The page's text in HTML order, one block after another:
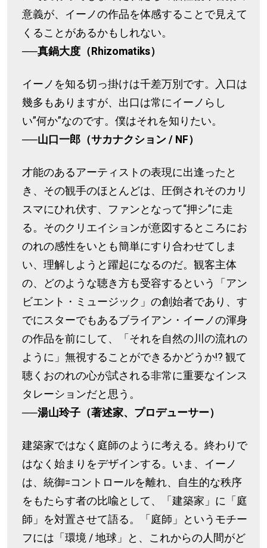
意義が、イーノの作品を体感することで見えて
くることがあるかもしれない。
──真鍋大度（Rhizomatiks）
イーノを知る切っ掛けは千差万別です。入口は
幾多もありますが、出口は常にイーノらし
い”何か”なのです。僕はそれを知りたい。
──山口一郎（サカナクション / NF）
才能のあるアーティストの表現に出逢ったと
き、その観手のほとんどは、圧倒されそのカリ
スマにひれ伏す、ファンとなって“押シ”に走
る。そのクリエイションが意図するところにお
のれの感性をいとも簡単にすり合わせてしま
い、理解しようと躍起になるのだ。観客主体
の、どのような聴き方も受容するという「アン
ビエント・ミュージック」の創始者であり、す
でにスターでもあるブライアン・イーノの渾身
の作品を前にして、「それを自然の川の流れの
ように」無視することができるかどうか!? 観て
聴くおのれの心が試される非常に重要なインス
タレーションだと思う。
──湯山玲子（著述家、プロデューサー）
建築家ではなく庭師のように考える。終わりで
はなく始まりをデザインする。いま、イーノ
は、統御=コントロールを離れ、自生的な秩序
をもたらす者の比喩として、「建築家」に「庭
師」を対置させて語る。「庭師」というモチー
フには「環境 / 地球」と、これからの人間がど